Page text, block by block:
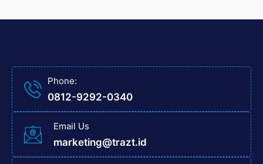
Phone:
0812-9292-0340
Email Us
marketing@trazt.id